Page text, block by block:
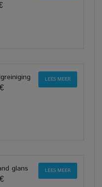
LEES MEER
glans LEES MEER